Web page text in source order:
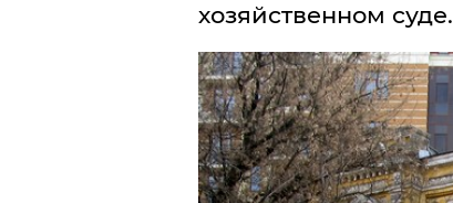
хозяйственном суде.